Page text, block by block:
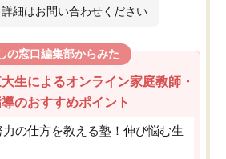
詳細はお問い合わせください
の窓口編集部からみた
生によるオンライン家庭教師・
のおすすめポイント
の仕方を教える塾！伸び悩む生